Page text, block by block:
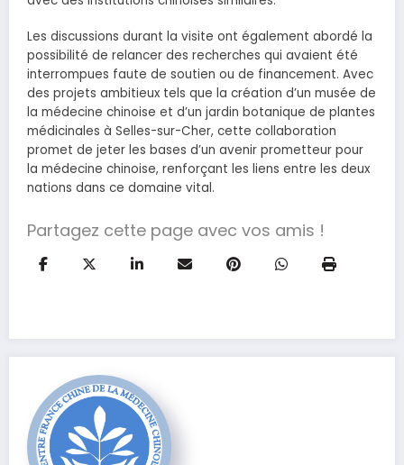
Les discussions durant la visite ont également abordé la
possibilité de relancer des recherches qui avaient été
interrompues faute de soutien ou de financement. Avec
des projets ambitieux tels que la création d’un musée de
la médecine chinoise et d’un jardin botanique de plantes
médicinales à Selles-sur-Cher, cette collaboration
promet de jeter les bases d’un avenir prometteur pour
la médecine chinoise, renforçant les liens entre les deux
nations dans ce domaine vital.
Partagez cette page avec vos amis !